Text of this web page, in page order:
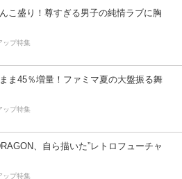
こ盛り！尊すぎる男子の純情ラブに胸
ップ特集
ま45％増量！ファミマ夏の大盤振る舞
ップ特集
、自ら描いた”レトロフューチャ
ップ特集